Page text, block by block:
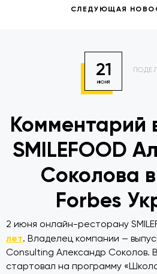
СЛЕДУЮЩАЯ
21
ИЮНЯ
Комментарий
SMILEFOOD
Соколова
Forbes
2 июня онлайн-ресторану
лет. Владелец компании —
Consulting Александр Соколов.
стартовал на программу